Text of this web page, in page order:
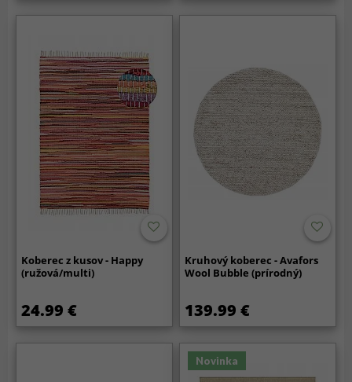
Koberec z kusov - Happy
(ružová/multi)
24.99 €
Kruhový koberec - Avafors
Wool Bubble (prírodný)
139.99 €
Novinka